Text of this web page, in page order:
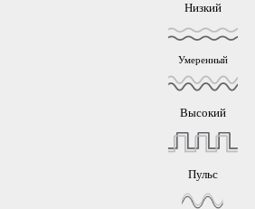
Низкий
Умеренный
Высокий
Пульс